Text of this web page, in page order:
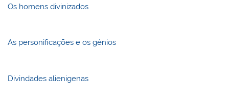
Os homens divinizados
As personificações e os génios
Divindades alienigenas